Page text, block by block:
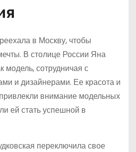
в Москву, чтобы
В столице России Яна
модель, сотрудничая с
и дизайнерами. Ее красота и
внимание модельных
ей стать успешной в
переключила свое